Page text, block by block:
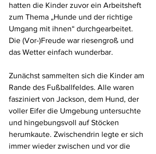
hatten die Kinder zuvor ein Arbeitsheft
zum Thema „Hunde und der richtige
Umgang mit ihnen“ durchgearbeitet.
Die (Vor-)Freude war riesengroß und
das Wetter einfach wunderbar.
Zunächst sammelten sich die Kinder am
Rande des Fußballfeldes. Alle waren
fasziniert von Jackson, dem Hund, der
voller Eifer die Umgebung untersuchte
und hingebungsvoll auf Stöcken
herumkaute. Zwischendrin legte er sich
immer wieder zwischen und vor die